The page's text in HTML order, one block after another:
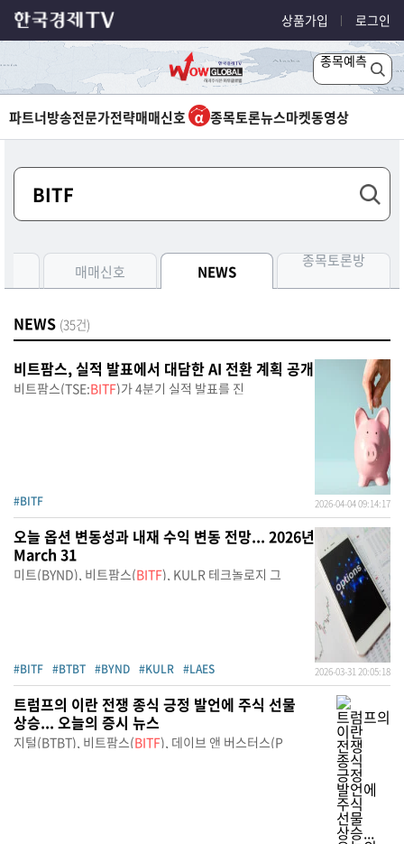
상품가입 로그인
종목예측
파트너방송전문가전략매매신호 종목토론뉴스마켓동영상
매매신호 NEWS
종목토론방
NEWS (35건)
비트팜스, 실적 발표에서 대담한 AI 전환 계획 공개
비트팜스(TSE:BITF)가 4분기 실적 발표를 진
#BITF 2026-04-04 09:14:17
오늘 옵션 변동성과 내재 수익 변동 전망... 2026년
March 31
미트(BYND), 비트팜스(BITF), KULR 테크놀로지 그
#BITF #BTBT #BYND #KULR #LAES 2026-03-31 20:05:18
트럼프의 이란 전쟁 종식 긍정 발언에 주식 선물
상승... 오늘의 증시 뉴스
지털(BTBT), 비트팜스(BITF), 데이브 앤 버스터스(P